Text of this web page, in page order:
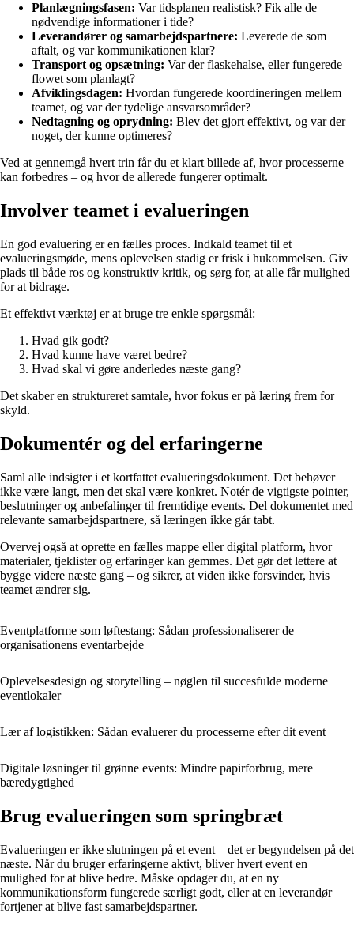
Planlægningsfasen: Var tidsplanen realistisk? Fik alle de
nødvendige informationer i tide?
Leverandører og samarbejdspartnere: Leverede de som
aftalt, og var kommunikationen klar?
Transport og opsætning: Var der flaskehalse, eller fungerede
flowet som planlagt?
Afviklingsdagen: Hvordan fungerede koordineringen mellem
teamet, og var der tydelige ansvarsområder?
Nedtagning og oprydning: Blev det gjort effektivt, og var der
noget, der kunne optimeres?
Ved at gennemgå hvert trin får du et klart billede af, hvor processerne
kan forbedres – og hvor de allerede fungerer optimalt.
Involver teamet i evalueringen
En god evaluering er en fælles proces. Indkald teamet til et
evalueringsmøde, mens oplevelsen stadig er frisk i hukommelsen. Giv
plads til både ros og konstruktiv kritik, og sørg for, at alle får mulighed
for at bidrage.
Et effektivt værktøj er at bruge tre enkle spørgsmål:
Hvad gik godt?
Hvad kunne have været bedre?
Hvad skal vi gøre anderledes næste gang?
Det skaber en struktureret samtale, hvor fokus er på læring frem for
skyld.
Dokumentér og del erfaringerne
Saml alle indsigter i et kortfattet evalueringsdokument. Det behøver
ikke være langt, men det skal være konkret. Notér de vigtigste pointer,
beslutninger og anbefalinger til fremtidige events. Del dokumentet med
relevante samarbejdspartnere, så læringen ikke går tabt.
Overvej også at oprette en fælles mappe eller digital platform, hvor
materialer, tjeklister og erfaringer kan gemmes. Det gør det lettere at
bygge videre næste gang – og sikrer, at viden ikke forsvinder, hvis
teamet ændrer sig.
Eventplatforme som løftestang: Sådan professionaliserer de
organisationens eventarbejde
Oplevelsesdesign og storytelling – nøglen til succesfulde moderne
eventlokaler
Lær af logistikken: Sådan evaluerer du processerne efter dit event
Digitale løsninger til grønne events: Mindre papirforbrug, mere
bæredygtighed
Brug evalueringen som springbræt
Evalueringen er ikke slutningen på et event – det er begyndelsen på det
næste. Når du bruger erfaringerne aktivt, bliver hvert event en
mulighed for at blive bedre. Måske opdager du, at en ny
kommunikationsform fungerede særligt godt, eller at en leverandør
fortjener at blive fast samarbejdspartner.